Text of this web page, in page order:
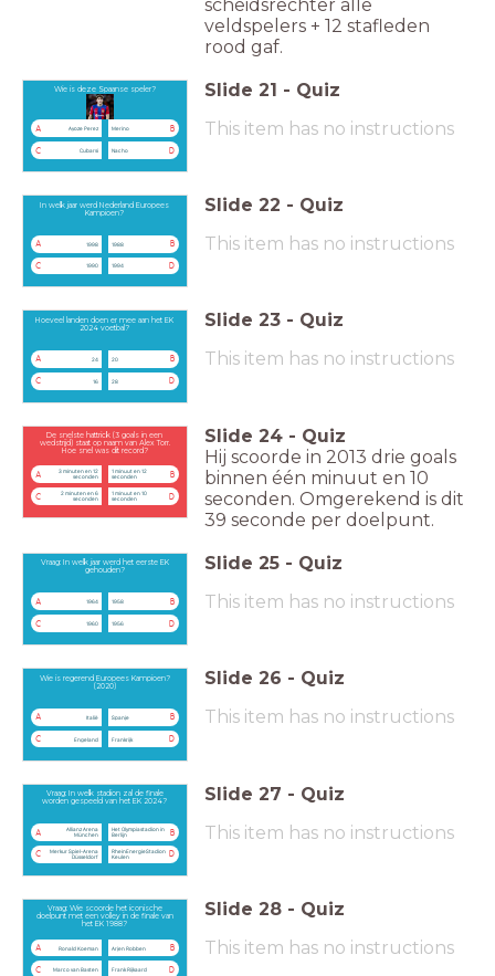
scheidsrechter alle
veldspelers + 12 stafleden
rood gaf.
Wie is deze Spaanse speler?
A Ayoze Perez B
Merino
C Cubarsi D
Nacho
Slide 21 - Quiz
This item has no instructions
In welk jaar werd Nederland Europees
Kampioen?
A 1998 B
1988
C 1990 D
1994
Slide 22 - Quiz
This item has no instructions
Hoeveel landen doen er mee aan het EK
2024 voetbal?
A 24 B
20
C 16 D
28
Slide 23 - Quiz
This item has no instructions
De snelste hattrick (3 goals in een
wedstrijd) staat op naam van Alex Torr.
Hoe snel was dit record?
A
3 minuten en 12
seconden
B
1 minuut en 12
seconden
C
2 minuten en 6
seconden
D
1 minuut en 10
seconden
Slide 24 - Quiz
Hij scoorde in 2013 drie goals
binnen één minuut en 10
seconden. Omgerekend is dit
39 seconde per doelpunt.
Vraag: In welk jaar werd het eerste EK
gehouden?
A 1964 B
1958
C 1960 D
1956
Slide 25 - Quiz
This item has no instructions
Wie is regerend Europees Kampioen?
(2020)
A Italië B
Spanje
C Engeland D
Frankrijk
Slide 26 - Quiz
This item has no instructions
Vraag: In welk stadion zal de finale
worden gespeeld van het EK 2024?
A
Allianz Arena
München
B
Het Olympiastadion in
Berlijn
C
Merkur Spiel-Arena
Düsseldorf
D
RheinEnergieStadion
Keulen
Slide 27 - Quiz
This item has no instructions
Vraag: Wie scoorde het iconische
doelpunt met een volley in de finale van
het EK 1988?
A Ronald Koeman B
Arjen Robben
C Marco van Basten D
Frank Rijkaard
Slide 28 - Quiz
This item has no instructions